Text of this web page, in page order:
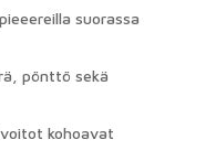
suorassa
pönttö sekä
kohoavat